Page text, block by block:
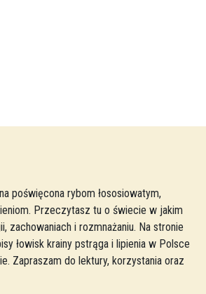
poświęcona rybom łososiowatym,
Przeczytasz tu o świecie w jakim
zachowaniach i rozmnażaniu. Na stronie
łowisk krainy pstrąga i lipienia w Polsce
Zapraszam do lektury, korzystania oraz